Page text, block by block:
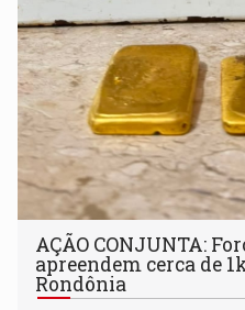
AÇÃO CONJUNTA:
apreendem cerca de
Rondônia